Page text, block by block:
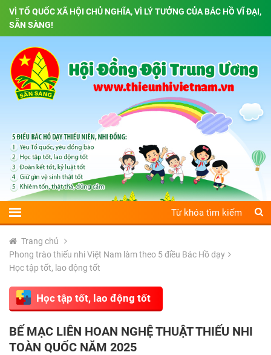
VÌ TỔ QUỐC XÃ HỘI CHỦ NGHĨA, VÌ LÝ TƯỞNG CỦA BÁC HỒ VĨ ĐẠI,
SẴN SÀNG!
Trang chủ
Phong trào thiếu nhi Việt Nam làm theo 5 điều Bác Hồ dạy
Học tập tốt, lao động tốt
Học tập tốt, lao động tốt
BẾ MẠC LIÊN HOAN NGHỆ THUẬT THIẾU NHI
TOÀN QUỐC NĂM 2025